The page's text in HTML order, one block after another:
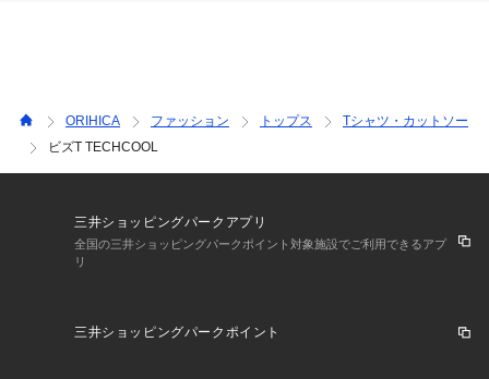
ORIHICA ファッション トップス
Tシャツ・カットソー
ビズT TECHCOOL
三井ショッピングパークアプリ
全国の三井ショッピングパークポイント対象施設でご利用できるアプ
リ
三井ショッピングパークポイント